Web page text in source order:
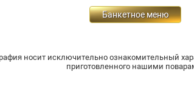
Банкетное меню
носит исключительно ознакомительный
приготовленного нашими